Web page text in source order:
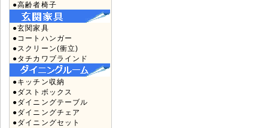
●高齢者椅子
●玄関家具
●コートハンガー
●スクリーン(衝立)
●タチカワブラインド
●キッチン収納
●ダストボックス
●ダイニングテーブル
●ダイニングチェア
●ダイニングセット